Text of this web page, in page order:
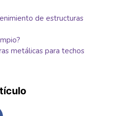
de estructuras
metálicas para techos